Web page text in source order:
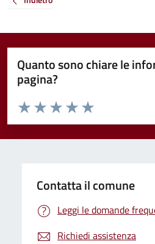
Quanto sono chiare le
pagina?
Valuta da 1 a 5 stelle la pagina
Valuta 5 stelle su
Valuta 4 stelle su 5
Valuta 3 stelle su 5
Valuta 2 stelle su 5
Valuta 1 stelle su 5
Contatta il comune
Leggi le domande
Richiedi assistenza